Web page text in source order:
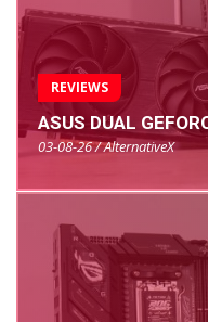
REVIEWS
ASUS DUAL
03-08-26 / AlternativeX